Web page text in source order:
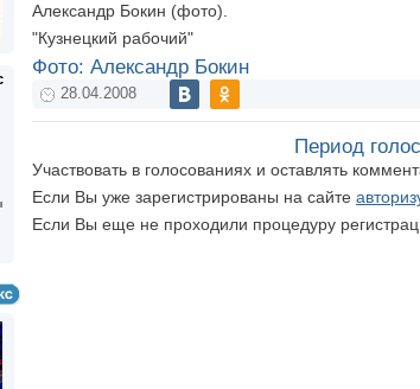
Александр Бокин (фото).
"Кузнецкий рабочий"
Фото: Александр Бокин
28.04.2008
Период
Участвовать в голосованиях и оставлять
Если Вы уже зарегистрированы на сайте
Если Вы еще не проходили процедуру